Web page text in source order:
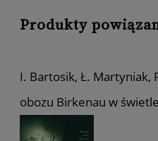
Produkty
I. Bartosik, Ł. Martyniak,
obozu Birkenau w